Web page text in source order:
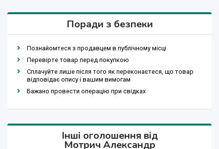
Поради з безпеки
Познайомтеся з продавцем в публічному місці
Перевірте товар перед покупкою
Сплачуйте лише після того як переконаєтеся, що товар
відповідає опису і вашим вимогам
Бажано провести операцію при свідках
Інші оголошення від
Мотрич Александр